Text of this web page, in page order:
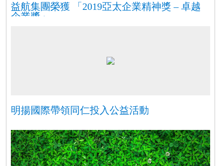
益航集團榮獲 「2019亞太企業精神獎 – 卓越
企業獎」
明揚國際帶領同仁投入公益活動